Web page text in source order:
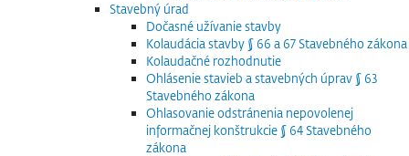
Stavebný úrad
Dočasné užívanie stavby
Kolaudácia stavby § 66 a 67 Stavebného zákona
Kolaudačné rozhodnutie
Ohlásenie stavieb a stavebných úprav § 63
Stavebného zákona
Ohlasovanie odstránenia nepovolenej
informačnej konštrukcie § 64 Stavebného
zákona